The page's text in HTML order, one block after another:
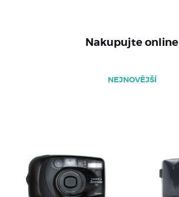
Nakupujte online
NEJNOVĚJŠÍ